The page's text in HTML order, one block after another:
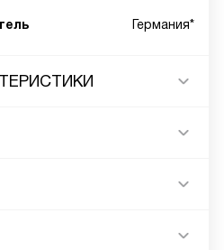
Германия*